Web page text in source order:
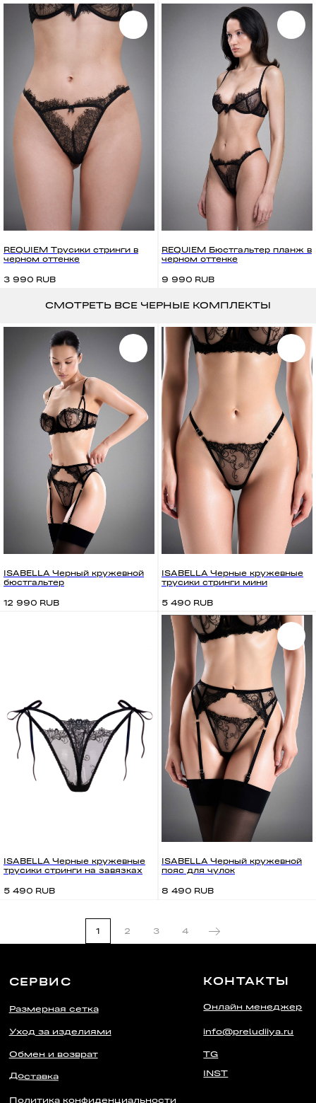
REQUIEM Трусики стринги в
черном оттенке
3 990 RUB
REQUIEM Бюстгальтер планж в
черном оттенке
9 990 RUB
СМОТРЕТЬ ВСЕ ЧЕРНЫЕ КОМПЛЕКТЫ
ISABELLA Черный кружевной
бюстгальтер
12 990 RUB
ISABELLA Черные кружевные
трусики стринги мини
5 490 RUB
ISABELLA Черные кружевные
трусики стринги на завязках
5 490 RUB
ISABELLA Черный кружевной
пояс для чулок
8 490 RUB
1 2 3 4
Политика конфиденциальности
PRELUDIYA
Уход за изделиями
КОНТАКТЫ
Онлайн менеджер
info@preludiiya.ru
Размерная сетка
Обмен и возврат
Уход за изделиями